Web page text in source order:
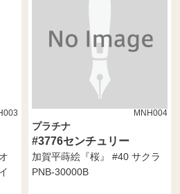
MNH004
プラチナ
#3776センチュリー
加賀平蒔絵『桜』 #40 サクラ
PNB-30000B